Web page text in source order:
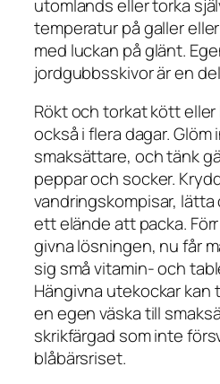
utomlands eller torka
temperatur på galler
med luckan på glänt.
jordgubbsskivor är en
Rökt och torkat kött eller
också i flera dagar. Glöm
smaksättare, och tänk
peppar och socker.
vandringskompisar,
ett elände att packa.
givna lösningen, nu får
sig små vitamin- och
Hängivna utekockar kan
en egen väska till
skrikfärgad som inte
blåbärsriset.